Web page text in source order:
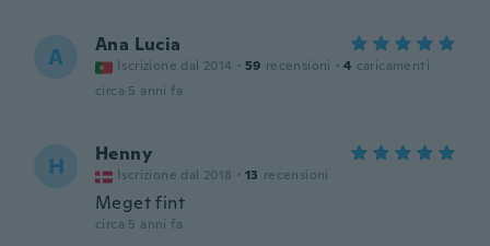
A Ana Lucia
Iscrizione dal 2014 · 59 recensioni · 4 caricamenti
circa 5 anni fa
H Henny
Iscrizione dal 2018 · 13 recensioni
Meget fint
circa 5 anni fa